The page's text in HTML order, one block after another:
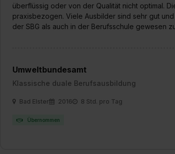
überflüssig oder von der Qualität nicht optimal.
praxisbezogen. Viele Ausbilder sind sehr gut
der SBG als auch in der Berufsschule gewesen
Umweltbundesamt
Klassische duale Berufsausbildung
Bad Elster 2016 8 Std. pro Tag
Übernommen